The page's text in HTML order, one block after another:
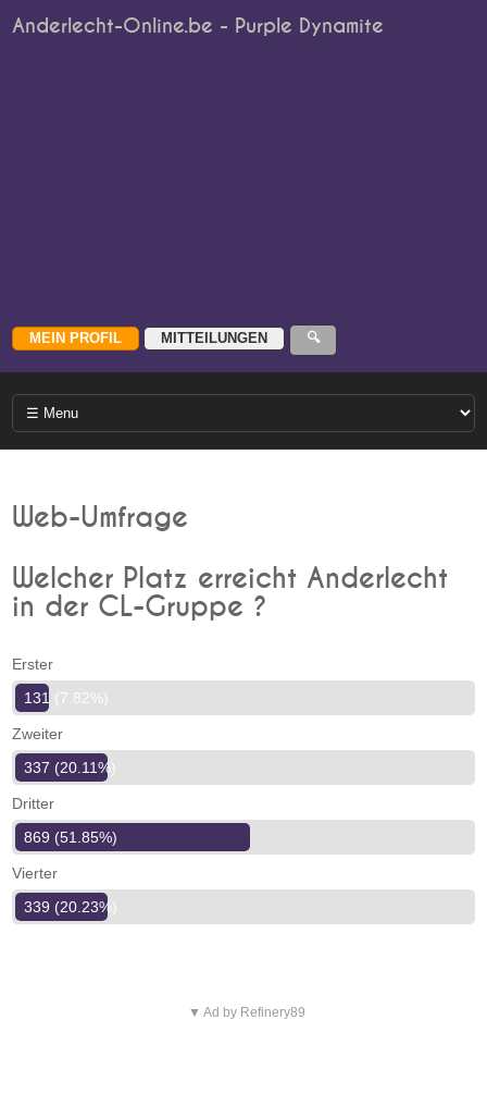
Anderlecht-Online.be - Purple Dynamite
Web-Umfrage
Welcher Platz erreicht Anderlecht
in der CL-Gruppe ?
Erster
131 (7.82%)
Zweiter
337 (20.11%)
Dritter
869 (51.85%)
Vierter
339 (20.23%)
▼ Ad by Refinery89